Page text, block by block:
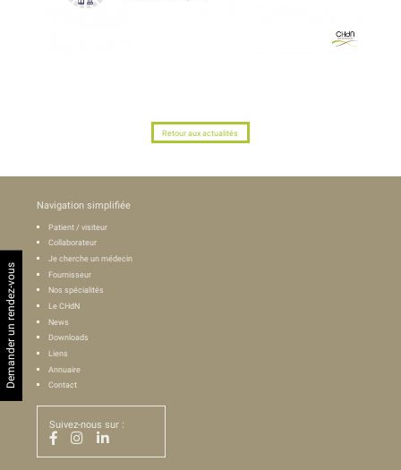
Retour aux actualités
Navigation simplifiée
Patient / visiteur
Collaborateur
Je cherche un médecin
Fournisseur
Nos spécialités
Le CHdN
News
Downloads
Liens
Annuaire
Contact
Suivez-nous sur :
Demander un rendez-vous